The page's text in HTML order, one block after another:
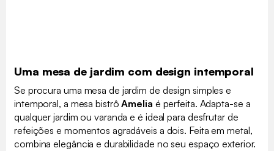
Uma mesa de jardim com design intemporal
Se procura uma mesa de jardim de design simples e
intemporal, a mesa bistrôAmelia é perfeita. Adapta-se a
qualquer jardim ou varanda e é ideal para desfrutar de
refeições e momentos agradáveis a dois. Feita em metal,
combina elegância e durabilidade no seu espaço exterior.